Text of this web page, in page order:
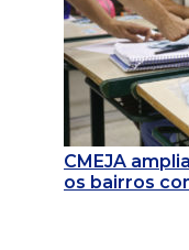
CMEJA
os bairros